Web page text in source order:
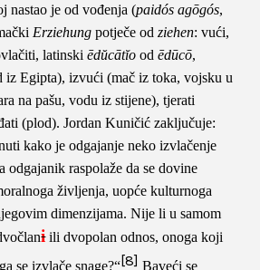
nastao je od vođenja (paidós agōgós,
Erziehung potječe odziehen: vući,
latinskiēdŭcātĭoodēdūcō,
iz Egipta), izvući (mač iz toka, vojsku u
na pašu, vodu iz stijene), tjerati
(plod). Jordan Kuničić zaključuje:
kako je odgajanje neko izvlačenje
odgajanik raspolaže da se dovine
življenja, uopće kulturnoga
dimenzijama. Nije li u samom
iili dvopolan odnos, onoga koji
se izvlače snage?“[8] Baveći se